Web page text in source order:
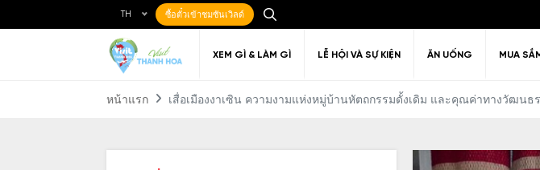
TH ซื้อตั๋วเข้าชมซันเวิลด์
XEM GÌ & LÀM GÌ LỄ HỘI VÀ SỰ KIỆN ĂN UỐNG MUA
หน้าแรก เสื่อเมืองงาเซิน ความงามแห่งหมู่บ้านหัตถกรรมดั้งเดิม และคุณค่าทางวัฒนธ